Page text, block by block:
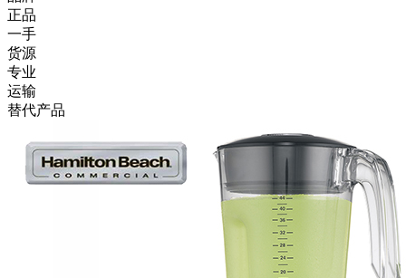
正品
一手
货源
专业
运输
替代产品